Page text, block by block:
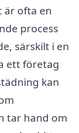
är ofta en
process
särskilt i en
ett företag
kan
tar hand om